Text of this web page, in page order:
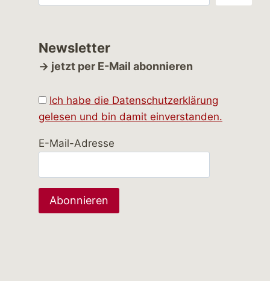
Newsletter
→ jetzt per E-Mail abonnieren
Ich habe die Datenschutzerklärung
gelesen und bin damit einverstanden.
E-Mail-Adresse